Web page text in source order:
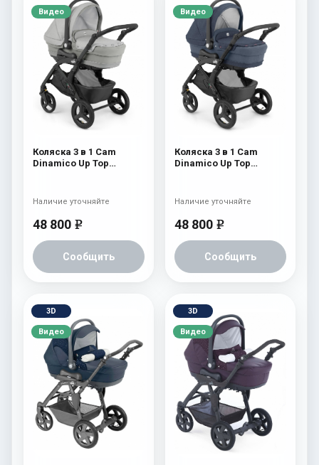
Видео
Коляска 3 в 1 Cam
Dinamico Up Top
48 800 e
Сообщить
Наличие уточняйте
Видео
Коляска 3 в 1 Cam
Dinamico Up Top
48 800 e
Сообщить
Наличие уточняйте
3D
Видео
3D
Видео